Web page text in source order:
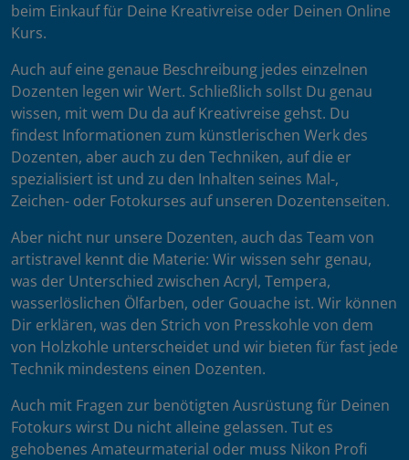
beim Einkauf für Deine Kreativreise oder Deinen Online
Kurs.
Auch auf eine genaue Beschreibung jedes einzelnen
Dozenten legen wir Wert. Schließlich sollst Du genau
wissen, mit wem Du da auf Kreativreise gehst. Du
findest Informationen zum künstlerischen Werk des
Dozenten, aber auch zu den Techniken, auf die er
spezialisiert ist und zu den Inhalten seines Mal-,
Zeichen- oder Fotokurses auf unseren Dozentenseiten.
Aber nicht nur unsere Dozenten, auch das Team von
artistravel kennt die Materie: Wir wissen sehr genau,
was der Unterschied zwischen Acryl, Tempera,
wasserlöslichen Ölfarben, oder Gouache ist. Wir können
Dir erklären, was den Strich von Presskohle von dem
von Holzkohle unterscheidet und wir bieten für fast jede
Technik mindestens einen Dozenten.
Auch mit Fragen zur benötigten Ausrüstung für Deinen
Fotokurs wirst Du nicht alleine gelassen. Tut es
gehobenes Amateurmaterial oder muss Nikon Profi